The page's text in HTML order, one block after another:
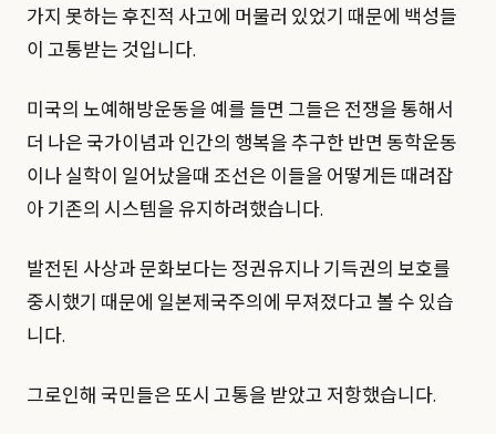
가지 못하는 후진적 사고에 머물러 있었기 때문에 백성들
이 고통받는 것입니다.
미국의 노예해방운동을 예를 들면 그들은 전쟁을 통해서
더 나은 국가이념과 인간의 행복을 추구한 반면 동학운동
이나 실학이 일어났을때 조선은 이들을 어떻게든 때려잡
아 기존의 시스템을 유지하려했습니다.
발전된 사상과 문화보다는 정권유지나 기득권의 보호를
중시했기 때문에 일본제국주의에 무져졌다고 볼 수 있습
니다.
그로인해 국민들은 또시 고통을 받았고 저항했습니다.